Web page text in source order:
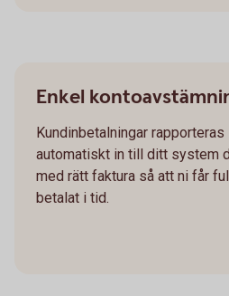
Enkel
Kundinbetalningar rapporteras
automatiskt in till ditt system
med rätt faktura så att ni får
betalat i tid.